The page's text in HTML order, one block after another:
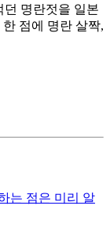
명란젓을 일본
점에 명란 살짝,
는 점은 미리 알